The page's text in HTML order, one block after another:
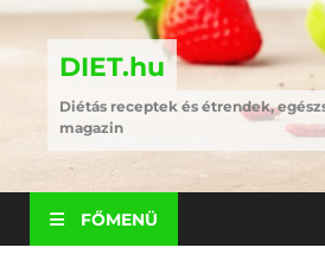
DIET.hu
Diétás receptek és étrendek,
magazin
FŐMENÜ